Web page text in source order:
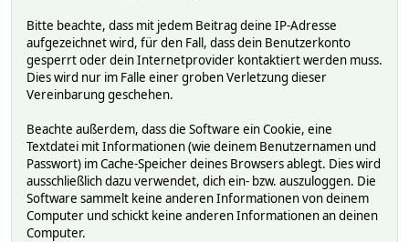
Bitte beachte, dass mit jedem Beitrag deine IP-Adresse
aufgezeichnet wird, für den Fall, dass dein Benutzerkonto
gesperrt oder dein Internetprovider kontaktiert werden muss.
Dies wird nur im Falle einer groben Verletzung dieser
Vereinbarung geschehen.
Beachte außerdem, dass die Software ein Cookie, eine
Textdatei mit Informationen (wie deinem Benutzernamen und
Passwort) im Cache-Speicher deines Browsers ablegt. Dies wird
ausschließlich dazu verwendet, dich ein- bzw. auszuloggen. Die
Software sammelt keine anderen Informationen von deinem
Computer und schickt keine anderen Informationen an deinen
Computer.